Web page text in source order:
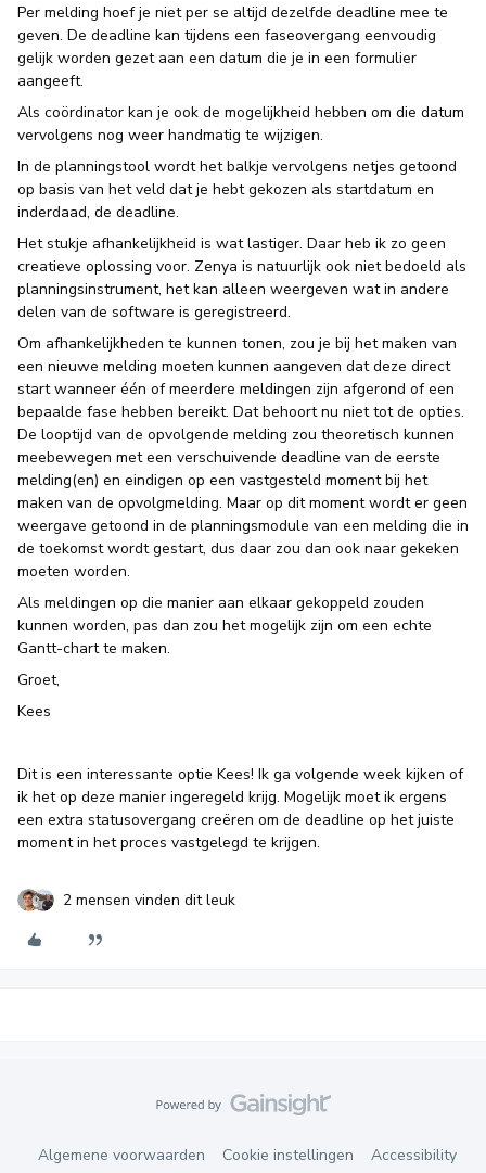
Per melding hoef je niet per se altijd dezelfde deadline mee te
geven. De deadline kan tijdens een faseovergang eenvoudig
gelijk worden gezet aan een datum die je in een formulier
aangeeft.
Als coördinator kan je ook de mogelijkheid hebben om die datum
vervolgens nog weer handmatig te wijzigen.
In de planningstool wordt het balkje vervolgens netjes getoond
op basis van het veld dat je hebt gekozen als startdatum en
inderdaad, de deadline.
Het stukje afhankelijkheid is wat lastiger. Daar heb ik zo geen
creatieve oplossing voor. Zenya is natuurlijk ook niet bedoeld als
planningsinstrument, het kan alleen weergeven wat in andere
delen van de software is geregistreerd.
Om afhankelijkheden te kunnen tonen, zou je bij het maken van
een nieuwe melding moeten kunnen aangeven dat deze direct
start wanneer één of meerdere meldingen zijn afgerond of een
bepaalde fase hebben bereikt. Dat behoort nu niet tot de opties.
De looptijd van de opvolgende melding zou theoretisch kunnen
meebewegen met een verschuivende deadline van de eerste
melding(en) en eindigen op een vastgesteld moment bij het
maken van de opvolgmelding. Maar op dit moment wordt er geen
weergave getoond in de planningsmodule van een melding die in
de toekomst wordt gestart, dus daar zou dan ook naar gekeken
moeten worden.
Als meldingen op die manier aan elkaar gekoppeld zouden
kunnen worden, pas dan zou het mogelijk zijn om een echte
Gantt-chart te maken.
Groet,
Kees
Dit is een interessante optie Kees! Ik ga volgende week kijken of
ik het op deze manier ingeregeld krijg. Mogelijk moet ik ergens
een extra statusovergang creëren om de deadline op het juiste
moment in het proces vastgelegd te krijgen.
2 mensen vinden dit leuk
Algemene voorwaarden Cookie instellingen
Accessibility